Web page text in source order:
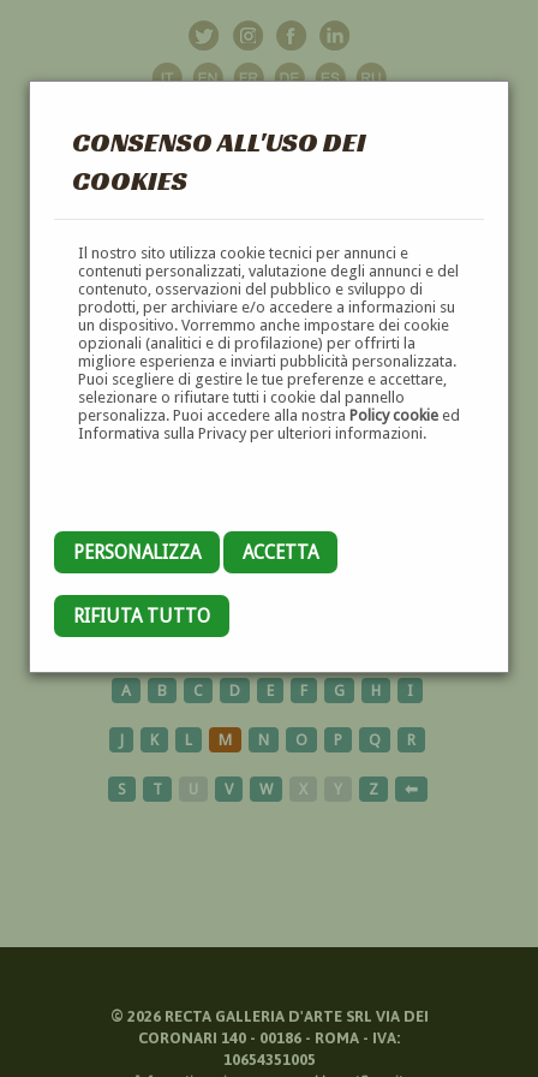
CONSENSO ALL'USO DEI
COOKIES
Il nostro sito utilizza cookie tecnici per annunci e
contenuti personalizzati, valutazione degli annunci e del
contenuto, osservazioni del pubblico e sviluppo di
prodotti, per archiviare e/o accedere a informazioni su
un dispositivo. Vorremmo anche impostare dei cookie
opzionali (analitici e di profilazione) per offrirti la
migliore esperienza e inviarti pubblicità personalizzata.
Puoi scegliere di gestire le tue preferenze e accettare,
selezionare o rifiutare tutti i cookie dal pannello
personalizza. Puoi accedere alla nostra Policy cookieed
Informativa sulla Privacy per ulteriori informazioni.
PERSONALIZZA ACCETTA
RIFIUTA TUTTO
GALLERIAD'ARTE
DIPINTI E SCULTURE '800 E '900
USA
A B C D E F G H I
J K L M N O P Q R
S T U V W X Y Z ⬅
© 2026RECTA GALLERIA D'ARTE SRL VIA DEI
CORONARI 140 - 00186 - ROMA - IVA:
10654351005